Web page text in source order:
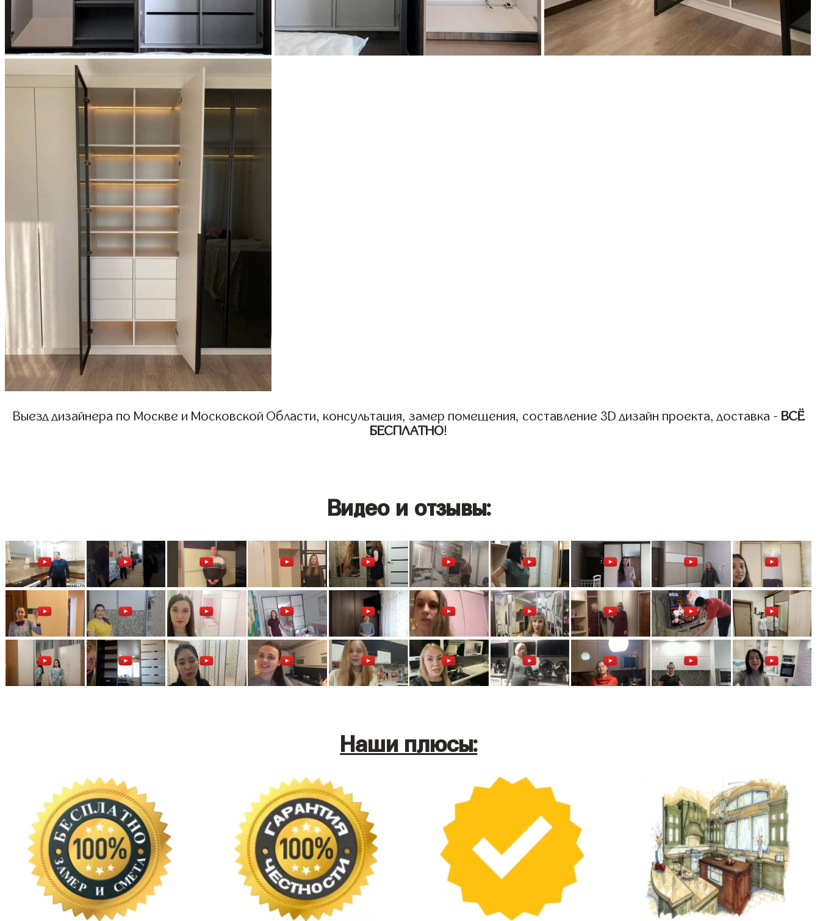
Выезд дизайнера по Москве и Московской Области, консультация, замер помещения, составление 3D дизайн проекта, доставка - ВСЁ
БЕСПЛАТНО!
Видео и отзывы:
Наши плюсы: